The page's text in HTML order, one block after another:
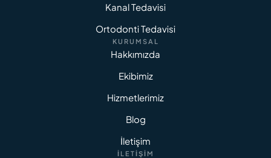
Kanal Tedavisi
Ortodonti Tedavisi
KURUMSAL
Hakkımızda
Ekibimiz
Hizmetlerimiz
Blog
İletişim
İLETIŞIM